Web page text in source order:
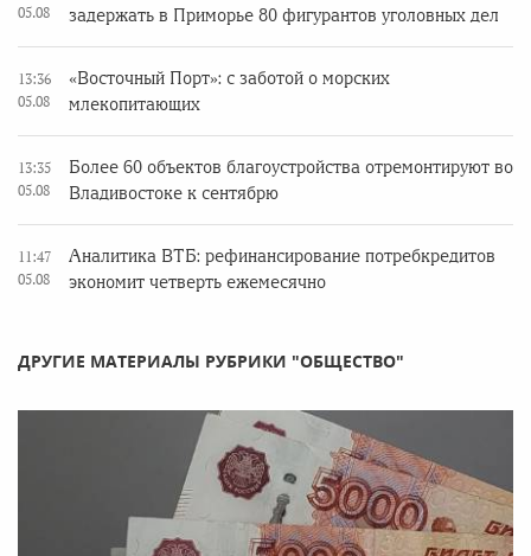
05.08
задержать в Приморье 80 фигурантов уголовных дел
13:36
05.08
«Восточный Порт»: с заботой о морских
млекопитающих
13:35
05.08
Более 60 объектов благоустройства отремонтируют во
Владивостоке к сентябрю
11:47
05.08
Аналитика ВТБ: рефинансирование потребкредитов
экономит четверть ежемесячно
ДРУГИЕ МАТЕРИАЛЫ РУБРИКИ "ОБЩЕСТВО"